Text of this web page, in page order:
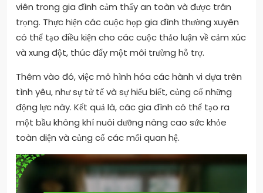
viên trong gia đình cảm thấy an toàn và được trân
trọng. Thực hiện các cuộc họp gia đình thường xuyên
có thể tạo điều kiện cho các cuộc thảo luận về cảm xúc
và xung đột, thúc đẩy một môi trường hỗ trợ.
Thêm vào đó, việc mô hình hóa các hành vi dựa trên
tình yêu, như sự tử tế và sự hiểu biết, củng cố những
động lực này. Kết quả là, các gia đình có thể tạo ra
một bầu không khí nuôi dưỡng nâng cao sức khỏe
toàn diện và củng cố các mối quan hệ.